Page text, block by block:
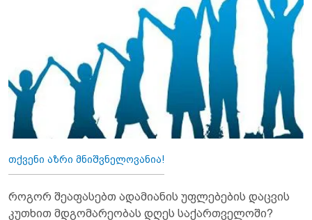
თქვენი აზრი მნიშვნელოვანია!
როგორ შეაფასებთ ადამიანის უფლებების დაცვის
კუთხით მდგომარეობას დღეს საქართველოში?